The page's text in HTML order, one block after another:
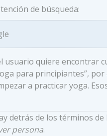
de búsqueda:
usuario quiere encontrar
para principiantes”,
a practicar yoga.
detrás de los términos
persona.